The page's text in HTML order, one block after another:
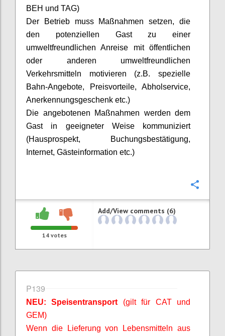
BEH und TAG)
Der Betrieb muss Maßnahmen setzen, die
den potenziellen Gast zu einer
umweltfreundlichen Anreise mit öffentlichen
oder anderen umweltfreundlichen
Verkehrsmitteln motivieren (z.B. spezielle
Bahn-Angebote, Preisvorteile, Abholservice,
Anerkennungsgeschenk etc.)
Die angebotenen Maßnahmen werden dem
Gast in geeigneter Weise kommuniziert
(Hausprospekt, Buchungsbestätigung,
Internet, Gästeinformation etc.)
14votes
Add/View comments (6)
P139
NEU: Speisentransport (gilt für CAT und
GEM)
Wenn die Lieferung von Lebensmitteln aus